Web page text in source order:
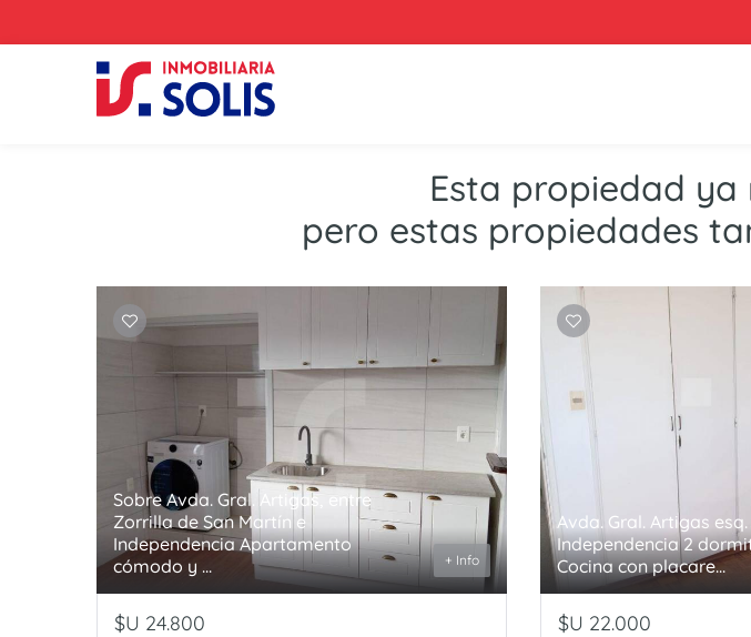
Esta propiedad ya
pero estas propiedades
Sobre Avda. Gral. Artigas, entre
Zorrilla de San Martín e
Independencia Apartamento
cómodo y ...
+ Info
$U 24.800
Avda. Gral. Artigas
Independencia 2
Cocina con placare...
$U 22.000